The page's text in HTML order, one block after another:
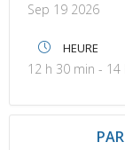
Sep 19 2026
HEURE
12 h 30 min - 14